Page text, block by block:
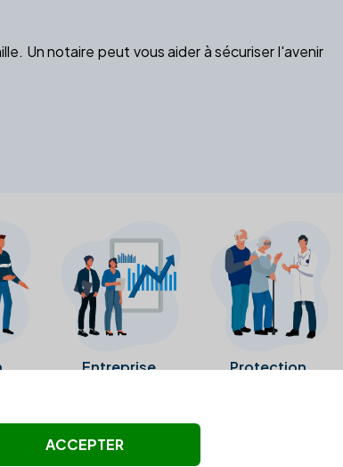
Un notaire peut vous aider à sécuriser l'avenir
Entreprise Protection
été vérifiés par Alexia.fr.
ACCEPTER